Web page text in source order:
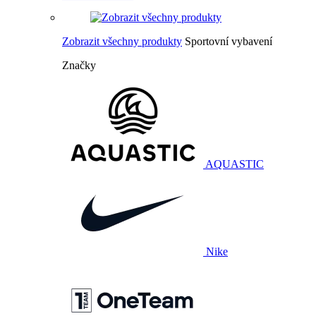
Zobrazit všechny produkty Sportovní vybavení
Značky
AQUASTIC
Nike